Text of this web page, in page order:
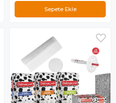
Sepete Ekle